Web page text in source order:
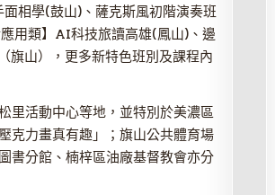
相學(鼓山)、薩克斯風初階演奏班
用類】AI科技旅讀高雄(鳳山)、邊
旗山），更多新特色班別及課程內
里活動中心等地，並特別於美濃區
克力畫真有趣」；旗山公共體育場
書分館、楠梓區油廠基督教會亦分